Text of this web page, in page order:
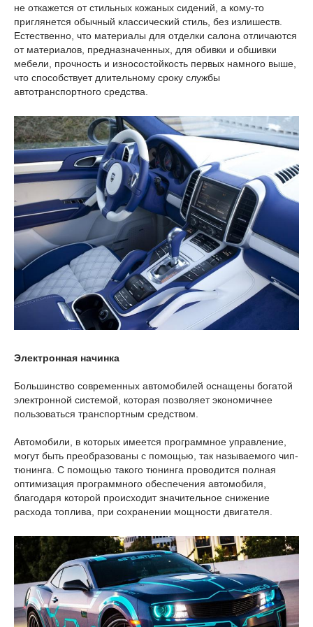
не откажется от стильных кожаных сидений, а кому-то
приглянется обычный классический стиль, без излишеств.
Естественно, что материалы для отделки салона отличаются
от материалов, предназначенных, для обивки и обшивки
мебели, прочность и износостойкость первых намного выше,
что способствует длительному сроку службы
автотранспортного средства.
Электронная начинка
Большинство современных автомобилей оснащены богатой
электронной системой, которая позволяет экономичнее
пользоваться транспортным средством.
Автомобили, в которых имеется программное управление,
могут быть преобразованы с помощью, так называемого чип-
тюнинга. С помощью такого тюнинга проводится полная
оптимизация программного обеспечения автомобиля,
благодаря которой происходит значительное снижение
расхода топлива, при сохранении мощности двигателя.